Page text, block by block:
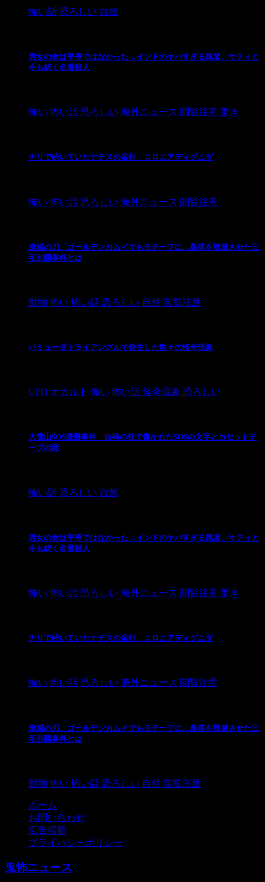
怖い話 恐ろしい 自然
男女の命は平等ではなかった…インドのヤバすぎる風習、サティと
今も続く名誉殺人
怖い 怖い話 恐ろしい 海外ニュース 閲覧注意 驚き
チリで続いていたナチスの蛮行、コロニアディグニダ
怖い 怖い話 恐ろしい 海外ニュース 閲覧注意
鬼滅の刃、ゴールデンカムイでもモチーフに…集落を壊滅させた三
毛別羆事件とは
動物 怖い 怖い話 恐ろしい 自然 閲覧注意
バミューダトライアングルで発生した数々の怪奇現象
UFO オカルト 怖い 怖い話 怪奇現象 恐ろしい
大雪山SOS遭難事件 白樺の枝で書かれたSOSの文字とカセットテ
ープの謎
怖い話 恐ろしい 自然
男女の命は平等ではなかった…インドのヤバすぎる風習、サティと
今も続く名誉殺人
怖い 怖い話 恐ろしい 海外ニュース 閲覧注意 驚き
チリで続いていたナチスの蛮行、コロニアディグニダ
怖い 怖い話 恐ろしい 海外ニュース 閲覧注意
鬼滅の刃、ゴールデンカムイでもモチーフに…集落を壊滅させた三
毛別羆事件とは
動物 怖い 怖い話 恐ろしい 自然 閲覧注意
ホーム
お問い合わせ
広告掲載
プライバシーポリシー
鬼怖ニュース